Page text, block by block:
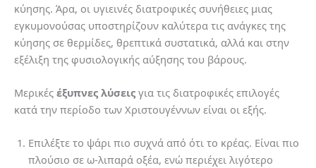
κύησης. Άρα, οι υγιεινές διατροφικές συνήθειες μιας
εγκυμονούσας υποστηρίζουν καλύτερα τις ανάγκες της
κύησης σε θερμίδες, θρεπτικά συστατικά, αλλά και στην
εξέλιξη της φυσιολογικής αύξησης του βάρους.
Μερικές έξυπνες λύσεις για τις διατροφικές επιλογές
κατά την περίοδο των Χριστουγέννων είναι οι εξής.
Επιλέξτε το ψάρι πιο συχνά από ότι το κρέας. Είναι πιο
πλούσιο σε ω-λιπαρά οξέα, ενώ περιέχει λιγότερο